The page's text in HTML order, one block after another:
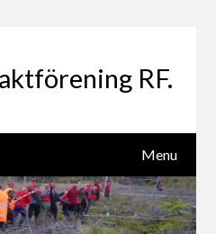
RF.
Menu